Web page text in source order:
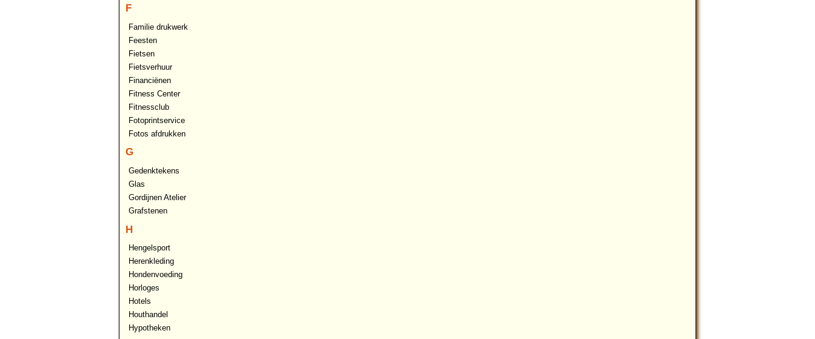
F
Familie drukwerk
Feesten
Fietsen
Fietsverhuur
Financiënen
Fitness Center
Fitnessclub
Fotoprintservice
Fotos afdrukken
G
Gedenktekens
Glas
Gordijnen Atelier
Grafstenen
H
Hengelsport
Herenkleding
Hondenvoeding
Horloges
Hotels
Houthandel
Hypotheken